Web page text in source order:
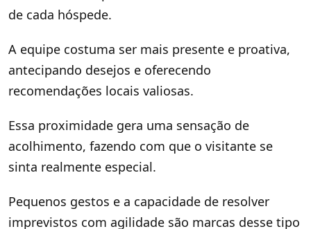
de cada hóspede.
A equipe costuma ser mais presente e proativa,
antecipando desejos e oferecendo
recomendações locais valiosas.
Essa proximidade gera uma sensação de
acolhimento, fazendo com que o visitante se
sinta realmente especial.
Pequenos gestos e a capacidade de resolver
imprevistos com agilidade são marcas desse tipo